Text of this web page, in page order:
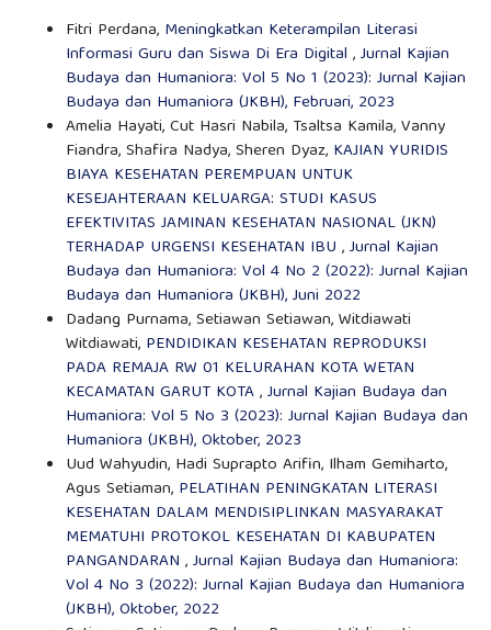
Fitri Perdana, Meningkatkan Keterampilan Literasi
Informasi Guru dan Siswa Di Era Digital ,Jurnal Kajian
Budaya dan Humaniora: Vol 5 No 1 (2023): Jurnal Kajian
Budaya dan Humaniora (JKBH), Februari, 2023
Amelia Hayati, Cut Hasri Nabila, Tsaltsa Kamila, Vanny
Fiandra, Shafira Nadya, Sheren Dyaz, KAJIAN YURIDIS
BIAYA KESEHATAN PEREMPUAN UNTUK
KESEJAHTERAAN KELUARGA: STUDI KASUS
EFEKTIVITAS JAMINAN KESEHATAN NASIONAL (JKN)
TERHADAP URGENSI KESEHATAN IBU ,Jurnal Kajian
Budaya dan Humaniora: Vol 4 No 2 (2022): Jurnal Kajian
Budaya dan Humaniora (JKBH), Juni 2022
Dadang Purnama, Setiawan Setiawan, Witdiawati
Witdiawati, PENDIDIKAN KESEHATAN REPRODUKSI
PADA REMAJA RW 01 KELURAHAN KOTA WETAN
KECAMATAN GARUT KOTA,Jurnal Kajian Budaya dan
Humaniora: Vol 5 No 3 (2023): Jurnal Kajian Budaya dan
Humaniora (JKBH), Oktober, 2023
Uud Wahyudin, Hadi Suprapto Arifin, Ilham Gemiharto,
Agus Setiaman, PELATIHAN PENINGKATAN LITERASI
KESEHATAN DALAM MENDISIPLINKAN MASYARAKAT
MEMATUHI PROTOKOL KESEHATAN DI KABUPATEN
PANGANDARAN ,Jurnal Kajian Budaya dan Humaniora:
Vol 4 No 3 (2022): Jurnal Kajian Budaya dan Humaniora
(JKBH), Oktober, 2022